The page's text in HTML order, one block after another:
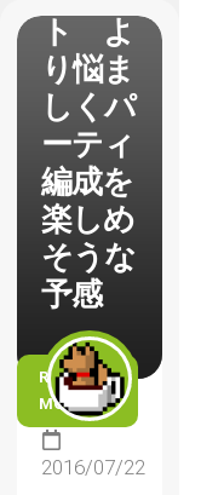
ト よ
り悩ま
しくパ
ーティ
編成を
楽しめ
そうな
予感
READ
MORE
2016/07/22